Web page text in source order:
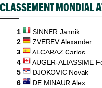
Tous les résultats du
Les galères continuent pour
ATP - Montréal
Joao Fonseca taquine
CLASSEMENT MONDIAL
1 SINNER Jannik
2
ZVEREV Alexander
3
ALCARAZ Carlos
4
AUGER-ALIASSIME
5
DJOKOVIC Novak
6
DE MINAUR Alex